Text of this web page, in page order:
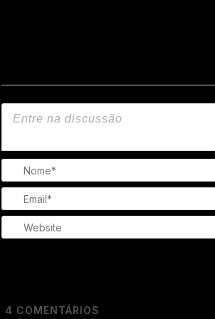
4 COMENTÁRIOS